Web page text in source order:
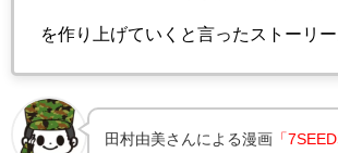
を作り上げていくと言ったストーリー
田村由美さんによる漫画 「